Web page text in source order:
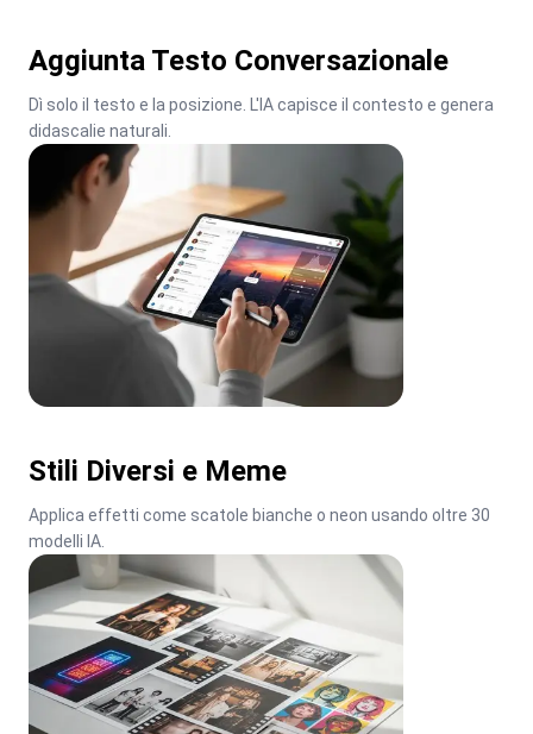
Aggiunta Testo Conversazionale
Dì solo il testo e la posizione. L'IA capisce il contesto e genera
didascalie naturali.
Stili Diversi e Meme
Applica effetti come scatole bianche o neon usando oltre 30
modelli IA.